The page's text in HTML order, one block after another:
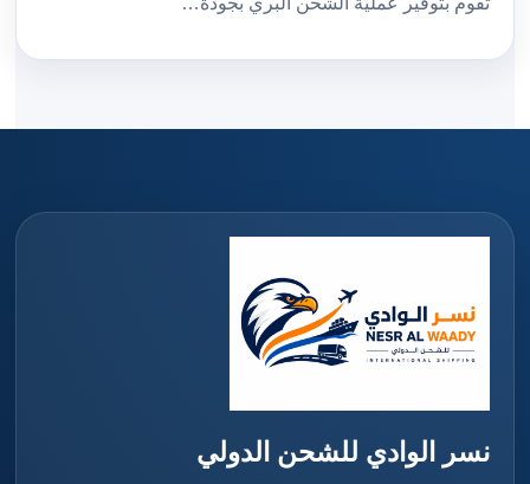
نسر الوادي للشحن الدولي